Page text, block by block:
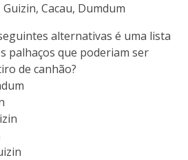
Cacau, Dumdum
alternativas é uma lista
palhaços que poderiam ser
de canhão?